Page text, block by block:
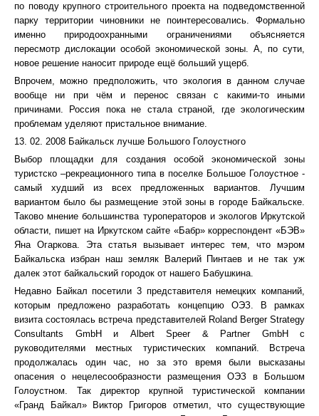
по поводу крупного строительного проекта на подведомственной
парку территории чиновники не поинтересовались. Формально
именно природоохранными ограничениями объясняется
пересмотр дислокации особой экономической зоны. А, по сути,
новое решение наносит природе ещё больший ущерб.
Впрочем, можно предположить, что экология в данном случае
вообще ни при чём и перенос связан с какими-то иными
причинами. Россия пока не стала страной, где экологическим
проблемам уделяют пристальное внимание.
13. 02. 2008 Байкальск лучше Большого Голоустного
Выбор площадки для создания особой экономической зоны
туристско –рекреационного типа в поселке Большое Голоустное -
самый худший из всех предложенных вариантов. Лучшим
вариантом было бы размещение этой зоны в городе Байкальске.
Таково мнение большинства туроператоров и экологов Иркутской
области, пишет на Иркутском сайте «Бабр» корреспондент «БЭВ»
Яна Огаркова. Эта статья вызывает интерес тем, что мэром
Байкальска избран наш земляк Валерий Пинтаев и не так уж
далек этот байкальский городок от нашего Бабушкина.
Недавно Байкал посетили 3 представителя немецких компаний,
которым предложено разработать концепцию ОЭЗ. В рамках
визита состоялась встреча представителей Roland Berger Strategy
Consultants GmbH и Albert Speer & Partner GmbH с
руководителями местных туристических компаний. Встреча
продолжалась один час, но за это время были высказаны
опасения о нецелесообразности размещения ОЭЗ в Большом
Голоустном. Так директор крупной туристической компании
«Гранд Байкал» Виктор Григоров отметил, что существующие